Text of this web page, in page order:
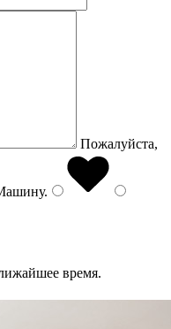
Пожалуйста,
.
время.